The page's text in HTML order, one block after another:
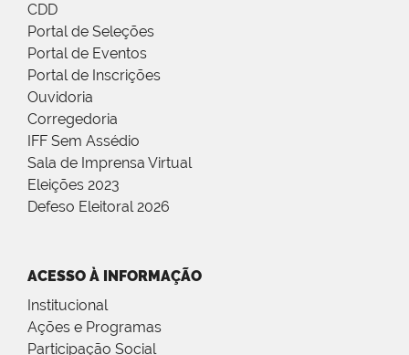
CDD
Portal de Seleções
Portal de Eventos
Portal de Inscrições
Ouvidoria
Corregedoria
IFF Sem Assédio
Sala de Imprensa Virtual
Eleições 2023
Defeso Eleitoral 2026
ACESSO À INFORMAÇÃO
Institucional
Ações e Programas
Participação Social